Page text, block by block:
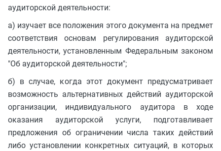
аудиторской деятельности:
а) изучает все положения этого документа на предмет
соответствия основам регулирования аудиторской
деятельности, установленным Федеральным законом
"Об аудиторской деятельности";
б) в случае, когда этот документ предусматривает
возможность альтернативных действий аудиторской
организации, индивидуального аудитора в ходе
оказания аудиторской услуги, подготавливает
предложения об ограничении числа таких действий
либо установлении конкретных ситуаций, в которых